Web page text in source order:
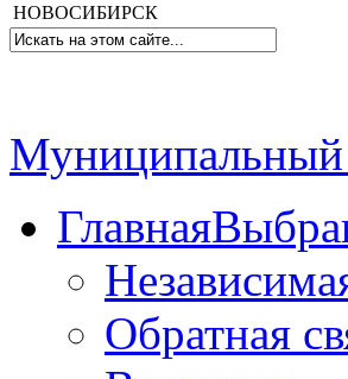
НОВОСИБИРСК
Муниципальный
Главная
Обратная